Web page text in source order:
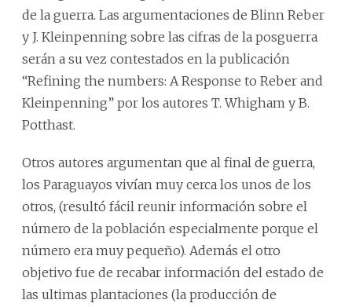
de la guerra. Las argumentaciones de Blinn Reber
y J. Kleinpenning sobre las cifras de la posguerra
serán a su vez contestados en la publicación
“Refining the numbers: A Response to Reber and
Kleinpenning” por los autores T. Whigham y B.
Potthast.
Otros autores argumentan que al final de guerra,
los Paraguayos vivían muy cerca los unos de los
otros, (resultó fácil reunir información sobre el
número de la población especialmente porque el
número era muy pequeño). Además el otro
objetivo fue de recabar información del estado de
las ultimas plantaciones (la producción de